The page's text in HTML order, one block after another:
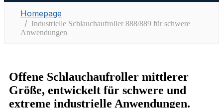
Homepage
Industrielle Schlauchaufroller 888/889 für schwere
Anwendungen
Offene Schlauchaufroller mittlerer
Größe, entwickelt für schwere und
extreme industrielle Anwendungen.